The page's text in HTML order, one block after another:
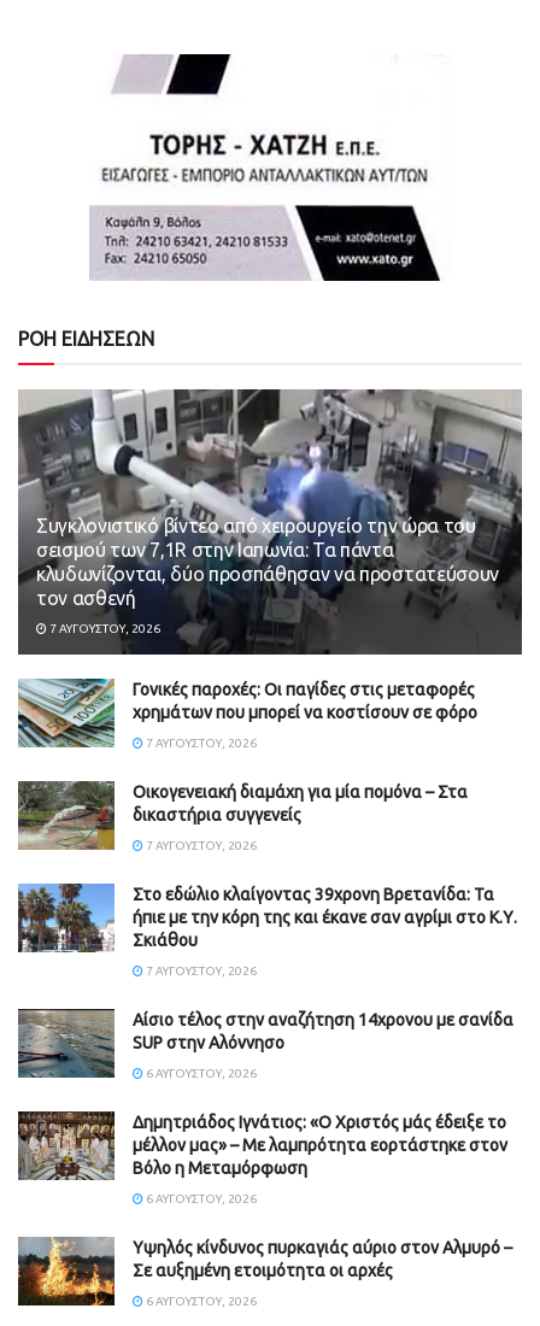
ΡΟΗ ΕΙΔΗΣΕΩΝ
Συγκλονιστικό βίντεο από χειρουργείο την ώρα του
σεισμού των 7,1R στην Ιαπωνία: Τα πάντα
κλυδωνίζονται, δύο προσπάθησαν να προστατεύσουν
τον ασθενή
7 ΑΥΓΟΎΣΤΟΥ, 2026
Γονικές παροχές: Οι παγίδες στις μεταφορές
χρημάτων που μπορεί να κοστίσουν σε φόρο
7 ΑΥΓΟΎΣΤΟΥ, 2026
Οικογενειακή διαμάχη για μία πομόνα – Στα
δικαστήρια συγγενείς
7 ΑΥΓΟΎΣΤΟΥ, 2026
Στο εδώλιο κλαίγοντας 39χρονη Βρετανίδα: Τα
ήπιε με την κόρη της και έκανε σαν αγρίμι στο Κ.Υ.
Σκιάθου
7 ΑΥΓΟΎΣΤΟΥ, 2026
Αίσιο τέλος στην αναζήτηση 14χρονου με σανίδα
SUP στην Αλόννησο
6 ΑΥΓΟΎΣΤΟΥ, 2026
Δημητριάδος Ιγνάτιος: «Ο Χριστός μάς έδειξε το
μέλλον μας» – Με λαμπρότητα εορτάστηκε στον
Βόλο η Μεταμόρφωση
6 ΑΥΓΟΎΣΤΟΥ, 2026
Υψηλός κίνδυνος πυρκαγιάς αύριο στον Αλμυρό –
Σε αυξημένη ετοιμότητα οι αρχές
6 ΑΥΓΟΎΣΤΟΥ, 2026